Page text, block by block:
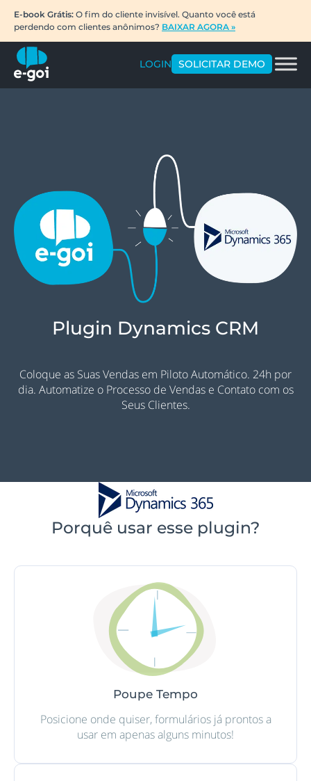
E-book Grátis: O fim do cliente invisível. Quanto você está
perdendo com clientes anônimos? BAIXAR AGORA »
LOGIN SOLICITAR DEMO
Plugin Dynamics CRM
Coloque as Suas Vendas em Piloto Automático. 24h por
dia. Automatize o Processo de Vendas e Contato com os
Seus Clientes.
Porquê usar esse plugin?
Poupe Tempo
Posicione onde quiser, formulários já prontos a
usar em apenas alguns minutos!